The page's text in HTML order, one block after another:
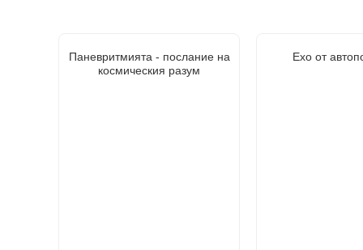
Паневритмията - послание на
космическия разум
Ехо от